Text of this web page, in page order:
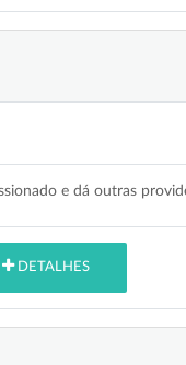
e dá outras
DETALHES